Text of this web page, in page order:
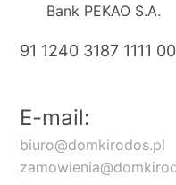
Bank PEKAO S.A.
91 1240 3187 1111
E-mail:
biuro@domkirodos.pl